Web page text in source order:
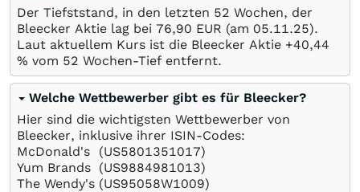
Der Tiefststand, in den letzten 52 Wochen, der
Bleecker Aktie lag bei 76,90 EUR (am 05.11.25).
Laut aktuellem Kurs ist die Bleecker Aktie +40,44
% vom 52 Wochen-Tief entfernt.
Welche Wettbewerber gibt es für Bleecker?
Hier sind die wichtigsten Wettbewerber von
Bleecker, inklusive ihrer ISIN-Codes:
McDonald's
(US5801351017)
Yum Brands (US9884981013)
The Wendy's (US95058W1009)